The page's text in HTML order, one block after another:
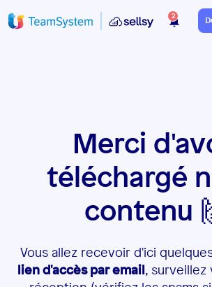
2
Merci
téléchargé
contenu
Vous allez recevoir d'ici
lien d'accès par email,